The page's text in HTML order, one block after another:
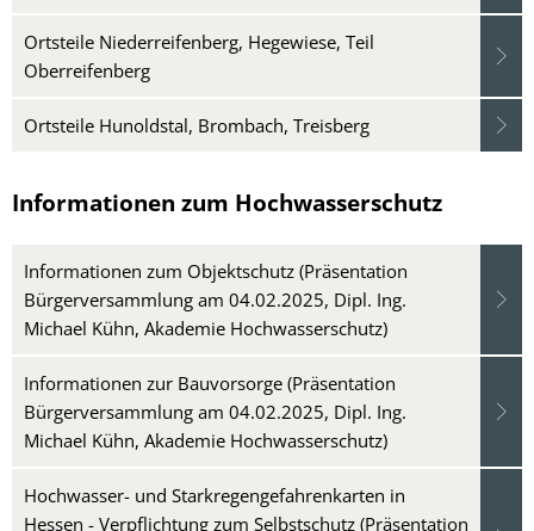
Ortsteile Niederreifenberg, Hegewiese, Teil
Oberreifenberg
Ortsteile Hunoldstal, Brombach, Treisberg
Informationen zum Hochwasserschutz
Informationen zum Objektschutz (Präsentation
Bürgerversammlung am 04.02.2025, Dipl. Ing.
Michael Kühn, Akademie Hochwasserschutz)
Informationen zur Bauvorsorge (Präsentation
Bürgerversammlung am 04.02.2025, Dipl. Ing.
Michael Kühn, Akademie Hochwasserschutz)
Hochwasser- und Starkregengefahrenkarten in
Hessen - Verpflichtung zum Selbstschutz (Präsentation